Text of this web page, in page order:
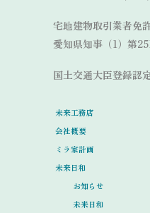
宅地建物取引業者免
愛知県知事（1）第
国土交通大臣登録認
未来工務店
会社概要
ミラ家計画
未来日和
お知らせ
未来日和